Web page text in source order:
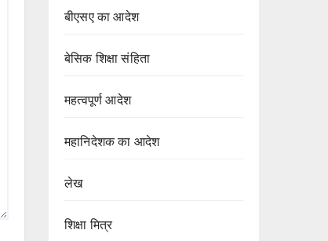
बीएसए का आदेश
बेसिक शिक्षा संहिता
महत्वपूर्ण आदेश
महानिदेशक का आदेश
लेख
शिक्षा मित्र